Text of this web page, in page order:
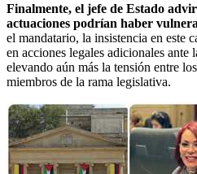
Finalmente, el jefe de Estado
actuaciones podrían haber
el mandatario, la insistencia en este
en acciones legales adicionales ante
elevando aún más la tensión entre
miembros de la rama legislativa.